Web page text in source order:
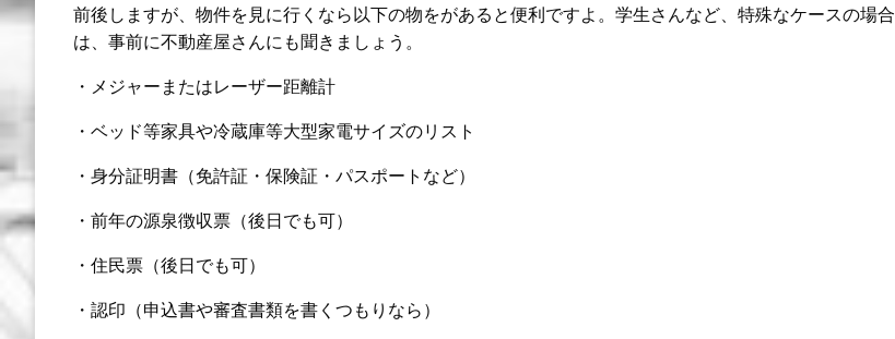
前後しますが、物件を見に行くなら以下の物をがあると便利ですよ。学生さんなど、特殊なケースの場合
は、事前に不動産屋さんにも聞きましょう。
・メジャーまたはレーザー距離計
・ベッド等家具や冷蔵庫等大型家電サイズのリスト
・身分証明書（免許証・保険証・パスポートなど）
・前年の源泉徴収票（後日でも可）
・住民票（後日でも可）
・認印（申込書や審査書類を書くつもりなら）